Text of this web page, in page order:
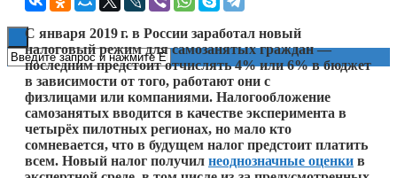
С января 2019 г. в России заработал новый
налоговый режим для самозанятых граждан —
последним предстоит отчислять 4% или 6% в бюджет
в зависимости от того, работают они с
физлицами или компаниями. Налогообложение
самозанятых вводится в качестве эксперимента в
четырёх пилотных регионах, но мало кто
сомневается, что в будущем налог предстоит платить
всем. Новый налог получил неоднозначные оценки в